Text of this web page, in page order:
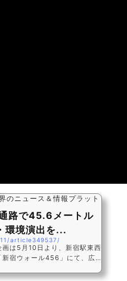
ニュース＆情報プラットフォーム
路で45.6メートル
環境演出を...
article349537/
は5月10日より、新宿駅東西
新宿ウォール456」にて、広